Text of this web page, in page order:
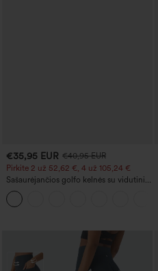
€35,95 EUR €40,95 EUR
Pirkite 2 už 52,62 €, 4 už 105,24 €
Sašaurėjančios golfo kelnės su vidutiniu
liemeniu, raišteliu juosmenyje, išlenkta
apačia, greitai džiūstančios, su
kišenėmis — UPF40+